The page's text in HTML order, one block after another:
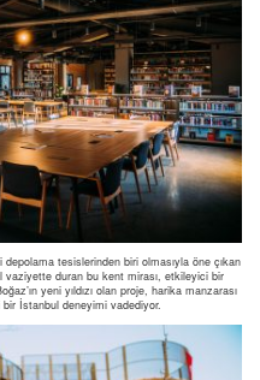
tesislerinden biri olmasıyla öne çıkan
vaziyette duran bu kent mirası, etkileyici bir
yeni yıldızı olan proje, harika manzarası
İstanbul deneyimi vadediyor.